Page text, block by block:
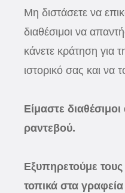
Μη διστάσετε να
διαθέσιμοι να
κάνετε κράτηση για
ιστορικό σας και να
Είμαστε
ραντεβού.
Εξυπηρετούμε
τοπικά στα